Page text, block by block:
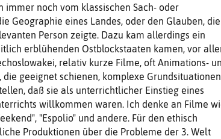
immer noch vom klassi­schen Sach- oder
Geographie eines Landes, oder den Glauben, die
Person zeigte. Dazu kam allerdings ein
erblühenden Ostblockstaaten kamen, vor
relativ kurze Filme, oft Animations-
geeignet schienen, komplexe Grundsituationen
daß sie als unterrichtlicher Einstieg eines
will­kommen waren. Ich denke an Filme
"Espolio" und andere. Für den ethisch
Produktionen über die Pro­bleme der 3. Welt